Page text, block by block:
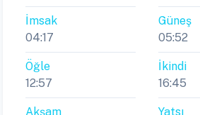
İmsak
04:17
Güneş
05:52
Öğle
12:57
İkindi
16:45
Akşam
Yatsı